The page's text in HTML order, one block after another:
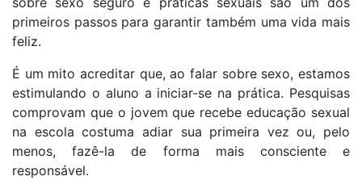
primeiros passos para garantir também uma vida mais
feliz.
É um mito acreditar que, ao falar sobre sexo, estamos
estimulando o aluno a iniciar-se na prática. Pesquisas
comprovam que o jovem que recebe educação sexual
na escola costuma adiar sua primeira vez ou, pelo
menos, fazê-la de forma mais consciente e
responsável.